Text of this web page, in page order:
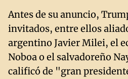
Antes de su anuncio,
invitados, entre ellos
argentino Javier Milei, el
Noboa o el salvadoreño
calificó de "gran